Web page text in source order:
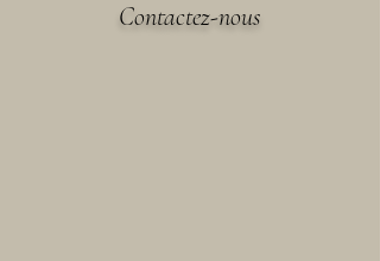
Contactez-nous